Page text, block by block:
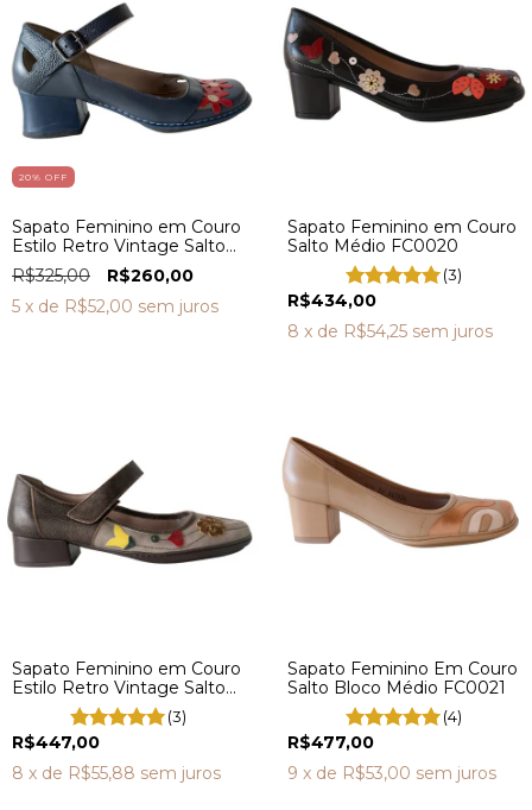
20% OFF
Sapato Feminino em Couro
Estilo Retro Vintage Salto
médio Bico Redondo
Boneca CK0124
R$325,00
R$260,00
5 x de R$52,00 sem juros
Sapato Feminino em Couro
Salto Médio FC0020
(3)
R$434,00
8 x de R$54,25 sem juros
Sapato Feminino em Couro
Estilo Retro Vintage Salto
médio Bico Redondo
FD0001
(3)
R$447,00
8 x de R$55,88 sem juros
Sapato Feminino Em Couro
Salto Bloco Médio FC0021
(4)
R$477,00
9 x de R$53,00 sem juros